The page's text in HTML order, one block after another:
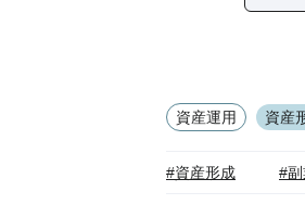
資産運用 資産
#資産形成 #